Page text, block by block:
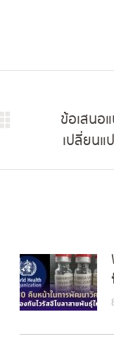
ข้อเสนอ
เปลี่ยนแ